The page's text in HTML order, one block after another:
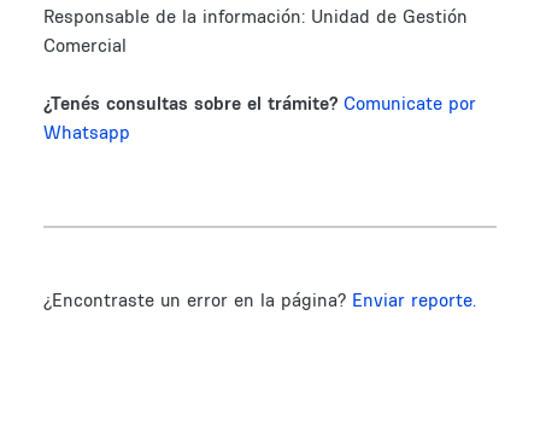
Responsable de la información: Unidad de Gestión
Comercial
¿Tenés consultas sobre el trámite? Comunicate por
Whatsapp
¿Encontraste un error en la página? Enviar reporte.